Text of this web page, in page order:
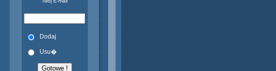
Dodaj
Usu�